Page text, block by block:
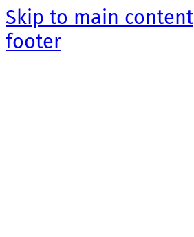
Skip to main content
footer